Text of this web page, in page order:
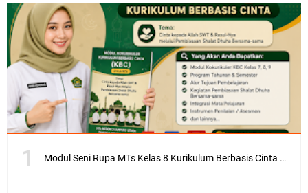
Modul Seni Rupa MTs Kelas 8 Kurikulum Berbasis Cinta (KBC) Terlengkap Semester 1 dan 2